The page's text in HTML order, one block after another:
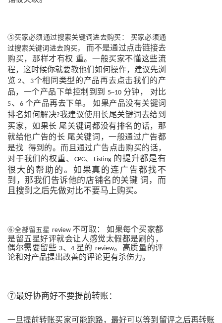
⑤买家必须通过搜索关键词进去购买： 买家必须通
过搜索关键词进去购买， 而不是通过点击链接去
购买，那样才有权 重。一般买家不懂这些流
程，这时候你就要教他们如何操作，建议先浏
览 2、 3个相同类型的产品再去点击我们的产
品，一个产品下单控制到到
5~10 分钟， 对比
5、 6 个产品再去下单。
如果产品没有关键词
排名如何解决?我建议使用长尾关键词去给到
买家，如果长 尾关键词都没有排名的话，那
就给他广告的长 尾关键词，一般通过广告都
是找 得到的。而且通过广告点击购买的话，
对于我们的权重、 CPC、 Listing 的提升都是有
很大的帮助的。如果真的连广告都找不
到，那我们告诉他的店铺名的关键 词，而
且搜到之后先做对比不要马上购买。
⑥全部留五星 review 不可取：
如果每个买家都
是留五星好评就会让人感觉太假都是刷的，
偶尔需要留些 3、4 星的 review。高质量的评
论和对产品提出改善的评论更有杀伤力。
⑦最好协商好不要提前转账：
一旦提前转账买家可能跑路，最好可以等到留评之后再转账